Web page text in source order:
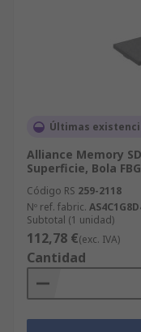
Últimas
Alliance Memory
Superficie, Bola
Código RS 259-2118
Nº ref. fabric.
Subtotal (1 unidad)
112,78 €(exc. IVA)
Cantidad